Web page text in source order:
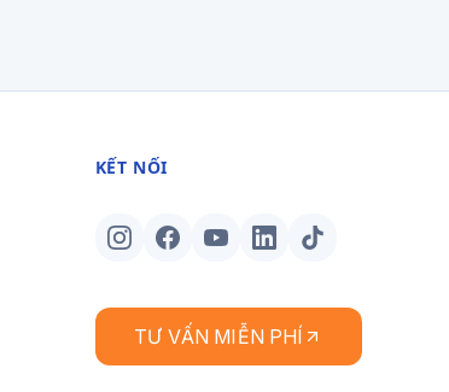
KẾT NỐI
TƯ VẤN MIỄN PHÍ